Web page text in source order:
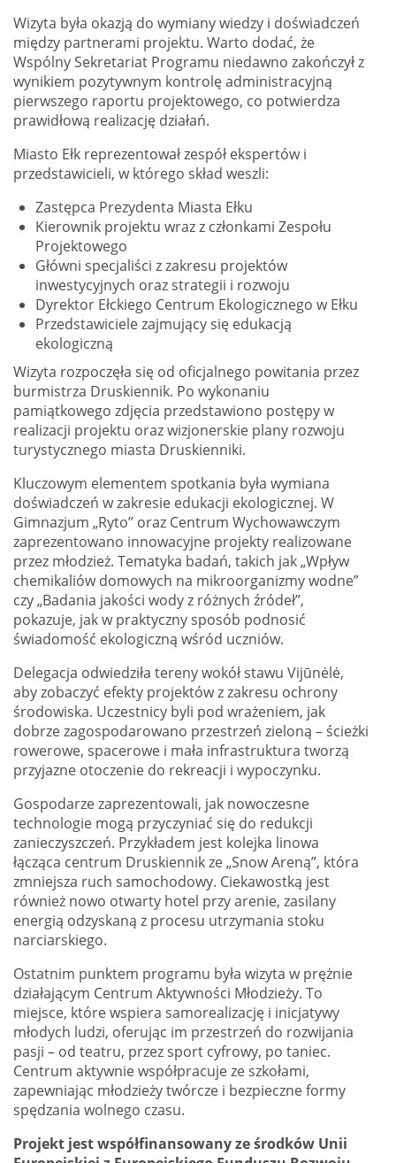
Wizyta była okazją do wymiany wiedzy i doświadczeń
między partnerami projektu. Warto dodać, że
Wspólny Sekretariat Programu niedawno zakończył z
wynikiem pozytywnym kontrolę administracyjną
pierwszego raportu projektowego, co potwierdza
prawidłową realizację działań.
Miasto Ełk reprezentował zespół ekspertów i
przedstawicieli, w którego skład weszli:
Zastępca Prezydenta Miasta Ełku
Kierownik projektu wraz z członkami Zespołu
Projektowego
Główni specjaliści z zakresu projektów
inwestycyjnych oraz strategii i rozwoju
Dyrektor Ełckiego Centrum Ekologicznego w Ełku
Przedstawiciele zajmujący się edukacją
ekologiczną
Wizyta rozpoczęła się od oficjalnego powitania przez
burmistrza Druskiennik. Po wykonaniu
pamiątkowego zdjęcia przedstawiono postępy w
realizacji projektu oraz wizjonerskie plany rozwoju
turystycznego miasta Druskienniki.
Kluczowym elementem spotkania była wymiana
doświadczeń w zakresie edukacji ekologicznej. W
Gimnazjum „Ryto” oraz Centrum Wychowawczym
zaprezentowano innowacyjne projekty realizowane
przez młodzież. Tematyka badań, takich jak „Wpływ
chemikaliów domowych na mikroorganizmy wodne”
czy „Badania jakości wody z różnych źródeł”,
pokazuje, jak w praktyczny sposób podnosić
świadomość ekologiczną wśród uczniów.
Delegacja odwiedziła tereny wokół stawu Vijūnėlė,
aby zobaczyć efekty projektów z zakresu ochrony
środowiska. Uczestnicy byli pod wrażeniem, jak
dobrze zagospodarowano przestrzeń zieloną – ścieżki
rowerowe, spacerowe i mała infrastruktura tworzą
przyjazne otoczenie do rekreacji i wypoczynku.
Gospodarze zaprezentowali, jak nowoczesne
technologie mogą przyczyniać się do redukcji
zanieczyszczeń. Przykładem jest kolejka linowa
łącząca centrum Druskiennik ze „Snow Areną”, która
zmniejsza ruch samochodowy. Ciekawostką jest
również nowo otwarty hotel przy arenie, zasilany
energią odzyskaną z procesu utrzymania stoku
narciarskiego.
Ostatnim punktem programu była wizyta w prężnie
działającym Centrum Aktywności Młodzieży. To
miejsce, które wspiera samorealizację i inicjatywy
młodych ludzi, oferując im przestrzeń do rozwijania
pasji – od teatru, przez sport cyfrowy, po taniec.
Centrum aktywnie współpracuje ze szkołami,
zapewniając młodzieży twórcze i bezpieczne formy
spędzania wolnego czasu.
Projekt jest współfinansowanyze środków Unii